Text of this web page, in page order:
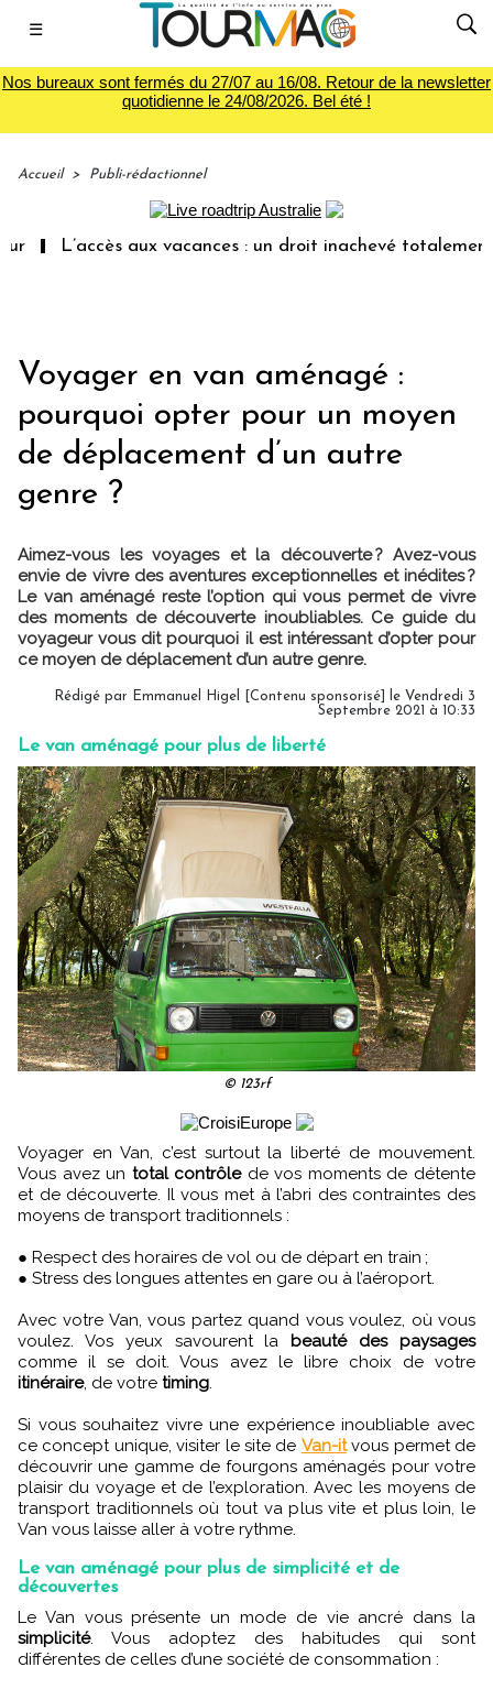
☰
Nos bureaux sont fermés du 27/07 au 16/08. Retour de la newsletter
quotidienne le 24/08/2026. Bel été !
Accueil > Publi-rédactionnel
L’accès aux vacances : un droit inachevé totalement
Voyager en van aménagé :
pourquoi opter pour un moyen
de déplacement d’un autre
genre ?
Aimez-vous les voyages et la découverte ? Avez-vous
envie de vivre des aventures exceptionnelles et inédites ?
Le van aménagé reste l’option qui vous permet de vivre
des moments de découverte inoubliables. Ce guide du
voyageur vous dit pourquoi il est intéressant d’opter pour
ce moyen de déplacement d’un autre genre.
Rédigé par Emmanuel Higel [Contenu sponsorisé] le Vendredi 3
Septembre 2021 à 10:33
Le van aménagé pour plus de liberté
© 123rf
Voyager en Van, c’est surtout la liberté de mouvement.
Vous avez un total contrôlede vos moments de détente
et de découverte. Il vous met à l’abri des contraintes des
moyens de transport traditionnels :
● Respect des horaires de vol ou de départ en train ;
● Stress des longues attentes en gare ou à l’aéroport.
Avec votre Van, vous partez quand vous voulez, où vous
voulez. Vos yeux savourent la beauté des paysages
comme il se doit. Vous avez le libre choix de votre
itinéraire, de votre timing.
Si vous souhaitez vivre une expérience inoubliable avec
ce concept unique, visiter le site de Van-itvous permet de
découvrir une gamme de fourgons aménagés pour votre
plaisir du voyage et de l’exploration. Avec les moyens de
transport traditionnels où tout va plus vite et plus loin, le
Van vous laisse aller à votre rythme.
Le van aménagé pour plus de simplicité et de
découvertes
Le Van vous présente un mode de vie ancré dans la
simplicité. Vous adoptez des habitudes qui sont
différentes de celles d’une société de consommation :